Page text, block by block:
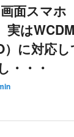
面スマホ
実は
）に対応し
・・・